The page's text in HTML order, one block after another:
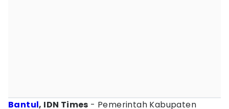
Bantul, IDN Times - Pemerintah Kabupaten